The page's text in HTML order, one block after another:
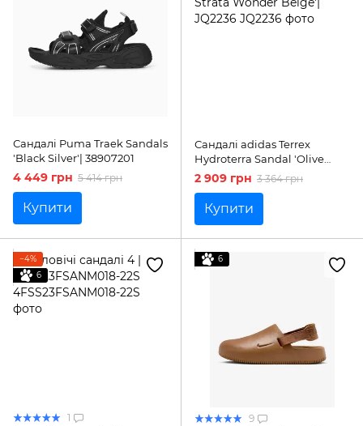
Сандалі Puma Traek Sandals
'Black Silver'| 38907201
4 449 грн 5 414 грн
Купити
Сандалі adidas Terrex
Hydroterra Sandal 'Olive
Strata Wonder Beige'|
2 909 грн 3 364 грн
Купити
−4%
6
1
6
9